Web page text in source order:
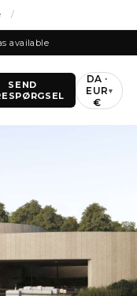
/
available
SEND
DA ·
EUR
€
▾